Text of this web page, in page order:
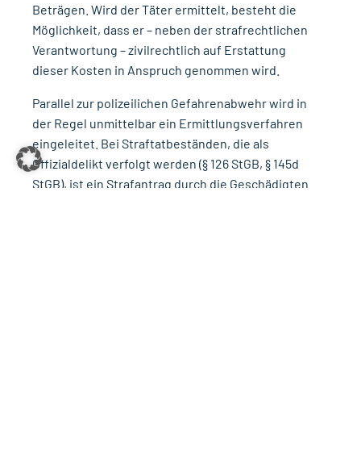
Beträgen. Wird der Täter ermittelt, besteht die
Möglichkeit, dass er – neben der strafrechtlichen
Verantwortung – zivilrechtlich auf Erstattung
dieser Kosten in Anspruch genommen wird.
Parallel zur polizeilichen Gefahrenabwehr wird in
der Regel unmittelbar ein Ermittlungsverfahren
eingeleitet. Bei Straftatbeständen, die als
Offizialdelikt verfolgt werden (§ 126 StGB, § 145d
StGB), ist ein Strafantrag durch die Geschädigten